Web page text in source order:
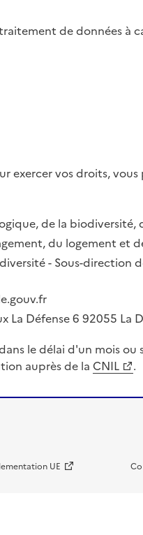
de données à
exercer vos droits,
de la biodiversité,
du logement et
- Sous-direction
La Défense 6 92055 La
le délai d'un mois
auprès de la CNIL .
UE